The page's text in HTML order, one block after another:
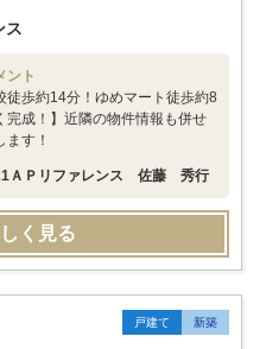
ス
ント
徒歩約14分！ゆめマート徒歩約8
完成！】近隣の物件情報も併せ
す！
ＡＰリファレンス 佐藤 秀行
く見る
戸建て 新築